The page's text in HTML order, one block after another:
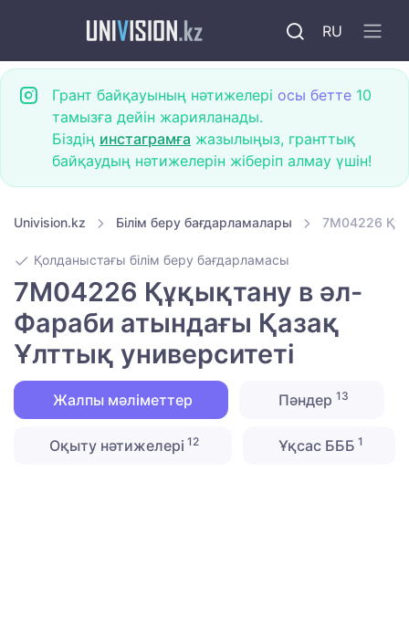
RU
Грант байқауының нәтижелері осы бетте 10
тамызға дейін жарияланады.
Біздің инстаграмға жазылыңыз, гранттық
байқаудың нәтижелерін жіберіп алмау үшін!
Univision.kz Білім беру бағдарламалары 7M04226
Қолданыстағы білім беру бағдарламасы
7M04226 Құқықтану в әл-
Фараби атындағы Қазақ
Ұлттық университеті
Жалпы мәліметтер Пәндер 13
Оқыту нәтижелері 12 Ұқсас БББ 1